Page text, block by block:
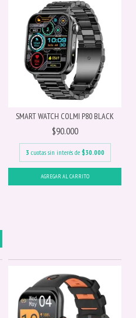
SMART WATCH COLMI P80 BLACK
$90.000
3 cuotas sin interés de $30.000